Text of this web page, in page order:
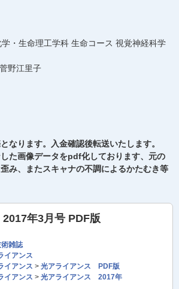
・生命理工学科 生命コース 視覚神経科学
野江里子
なります。入金確認後転送いたします。
した画像データをpdf化しております、元の
み、またスキャナの不調によるかたむき等
年3月号 PDF版
術雑誌
イアンス
イアンス > 光アライアンス PDF版
イアンス > 光アライアンス 2017年